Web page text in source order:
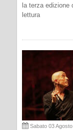
la terza edizione
lettura
Sabato 03